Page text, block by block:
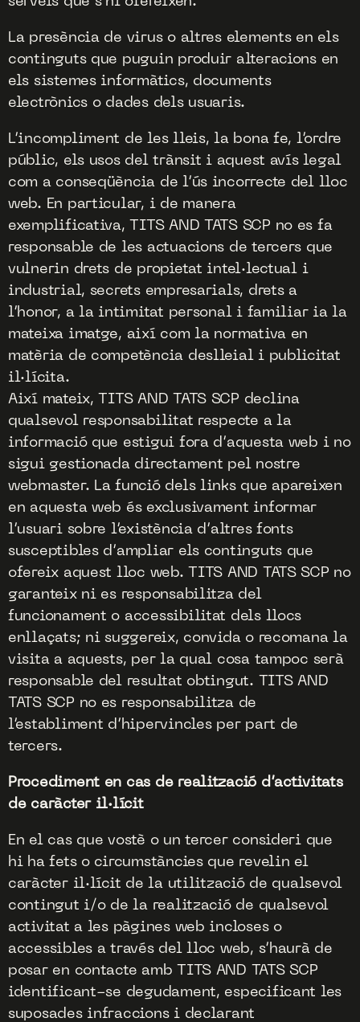
La presència de virus o altres elements en els
continguts que puguin produir alteracions en
els sistemes informàtics, documents
electrònics o dades dels usuaris.
L’incompliment de les lleis, la bona fe, l’ordre
públic, els usos del trànsit i aquest avís legal
com a conseqüència de l’ús incorrecte del lloc
web. En particular, i de manera
exemplificativa, TITS AND TATS SCP no es fa
responsable de les actuacions de tercers que
vulnerin drets de propietat intel·lectual i
industrial, secrets empresarials, drets a
l’honor, a la intimitat personal i familiar ia la
mateixa imatge, així com la normativa en
matèria de competència deslleial i publicitat
il·lícita.
Així mateix, TITS AND TATS SCP declina
qualsevol responsabilitat respecte a la
informació que estigui fora d’aquesta web i no
sigui gestionada directament pel nostre
webmaster. La funció dels links que apareixen
en aquesta web és exclusivament informar
l’usuari sobre l’existència d’altres fonts
susceptibles d’ampliar els continguts que
ofereix aquest lloc web. TITS AND TATS SCP no
garanteix ni es responsabilitza del
funcionament o accessibilitat dels llocs
enllaçats; ni suggereix, convida o recomana la
visita a aquests, per la qual cosa tampoc serà
responsable del resultat obtingut. TITS AND
TATS SCP no es responsabilitza de
l’establiment d’hipervincles per part de
tercers.
Procediment en cas de realització d’activitats
de caràcter il·lícit
En el cas que vostè o un tercer consideri que
hi ha fets o circumstàncies que revelin el
caràcter il·lícit de la utilització de qualsevol
contingut i/o de la realització de qualsevol
activitat a les pàgines web incloses o
accessibles a través del lloc web, s’haurà de
posar en contacte amb TITS AND TATS SCP
identificant-se degudament, especificant les
suposades infraccions i declarant